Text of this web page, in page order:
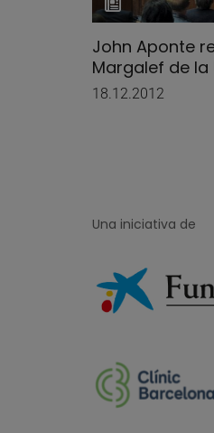
John Aponte
Margalef de
18.12.2012
Una iniciativa de